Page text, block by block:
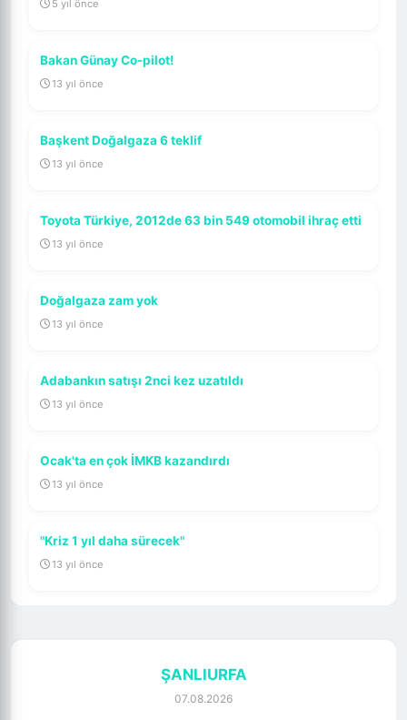
5 yıl önce
Bakan Günay Co-pilot!
13 yıl önce
Başkent Doğalgaza 6 teklif
13 yıl önce
Toyota Türkiye, 2012de 63 bin 549 otomobil ihraç etti
13 yıl önce
Doğalgaza zam yok
13 yıl önce
Adabankın satışı 2nci kez uzatıldı
13 yıl önce
Ocak'ta en çok İMKB kazandırdı
13 yıl önce
"Kriz 1 yıl daha sürecek"
13 yıl önce
ŞANLIURFA
07.08.2026